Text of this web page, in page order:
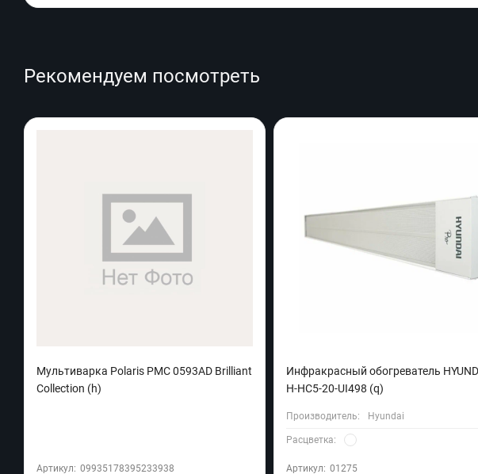
Рекомендуем посмотреть
Мультиварка Polaris PMC 0593AD Brilliant
Collection (h)
Артикул: 09935178395233938
Инфракрасный обогреватель
H-HC5-20-UI498 (q)
Производитель: Hyundai
Расцветка:
Артикул: 01275